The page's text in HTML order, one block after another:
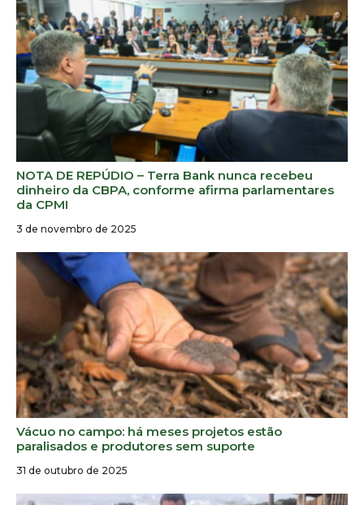
NOTA DE REPÚDIO – Terra Bank nunca recebeu
dinheiro da CBPA, conforme afirma parlamentares
da CPMI
3 de novembro de 2025
Vácuo no campo: há meses projetos estão
paralisados e produtores sem suporte
31 de outubro de 2025